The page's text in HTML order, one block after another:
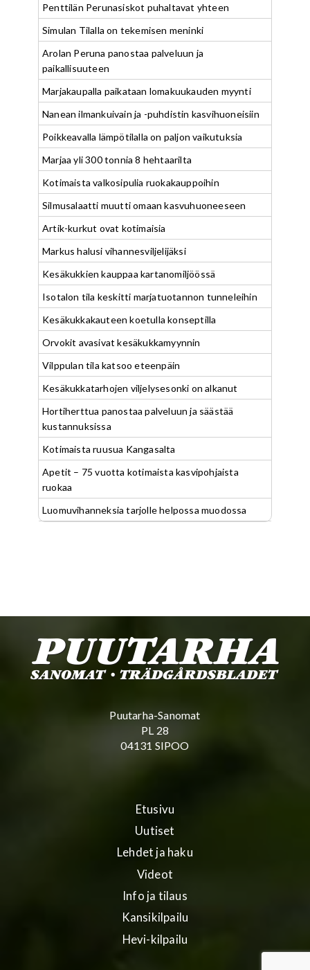
Penttilän Perunasiskot puhaltavat yhteen
Simulan Tilalla on tekemisen meninki
Arolan Peruna panostaa palveluun ja
paikallisuuteen
Marjakaupalla paikataan lomakuukauden myynti
Nanean ilmankuivain ja -puhdistin kasvihuoneisiin
Poikkeavalla lämpötilalla on paljon vaikutuksia
Marjaa yli 300 tonnia 8 hehtaarilta
Kotimaista valkosipulia ruokakauppoihin
Silmusalaatti muutti omaan kasvuhuoneeseen
Artik-kurkut ovat kotimaisia
Markus halusi vihannesviljelijäksi
Kesäkukkien kauppaa kartanomiljöössä
Isotalon tila keskitti marjatuotannon tunneleihin
Kesäkukkakauteen koetulla konseptilla
Orvokit avasivat kesäkukkamyynnin
Vilppulan tila katsoo eteenpäin
Kesäkukkatarhojen viljelysesonki on alkanut
Hortiherttua panostaa palveluun ja säästää
kustannuksissa
Kotimaista ruusua Kangasalta
Apetit – 75 vuotta kotimaista kasvipohjaista
ruokaa
Luomuvihanneksia tarjolle helpossa muodossa
Puutarha-Sanomat
PL 28
04131 SIPOO
Etusivu
Uutiset
Lehdet ja haku
Videot
Info ja tilaus
Kansikilpailu
Hevi-kilpailu